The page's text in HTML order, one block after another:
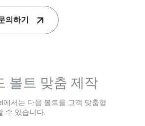
의하기
볼트 맞춤 제작
서는 다음 볼트를 고객 맞춤형
수 있습니다.